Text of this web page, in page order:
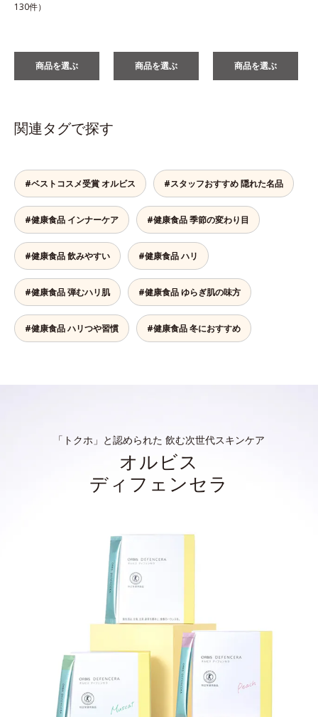
130件）
商品を選ぶ 商品を選ぶ 商品を選ぶ
関連タグで探す
#ベストコスメ受賞 オルビス #スタッフおすすめ 隠れた名品
#健康食品 インナーケア #健康食品 季節の変わり目
#健康食品 飲みやすい #健康食品 ハリ
#健康食品 弾むハリ肌 #健康食品 ゆらぎ肌の味方
#健康食品 ハリつや習慣 #健康食品 冬におすすめ
「トクホ」と認められた 飲む次世代スキンケア
オルビス
ディフェンセラ